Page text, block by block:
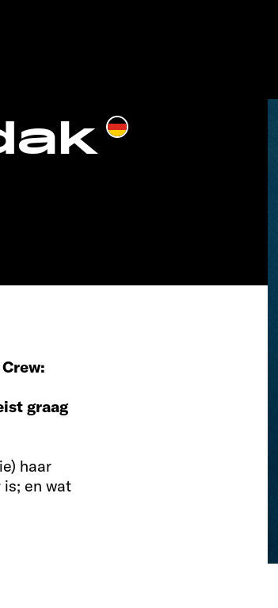
graag
haar
is; en wat